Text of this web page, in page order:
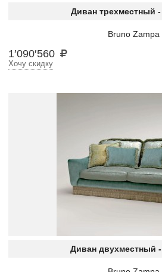
Диван трехместный -
Bruno Zampa
1′090′560
Хочу скидку
Диван двухместный -